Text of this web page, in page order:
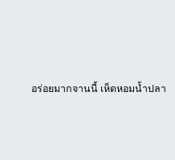
อร่อยมากจานนี้ เห็ดหอมน้ำปลา